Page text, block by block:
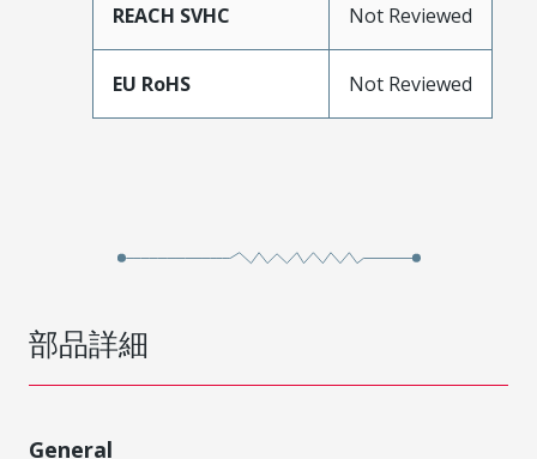
REACH SVHC Not Reviewed
EU RoHS Not Reviewed
部品詳細
General